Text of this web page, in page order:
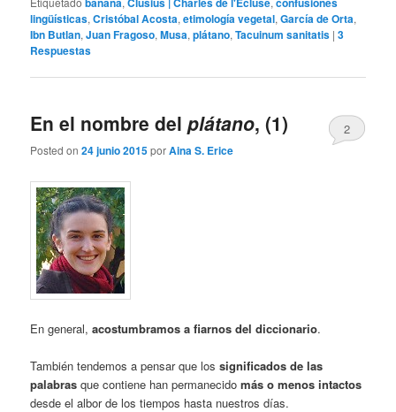
lingüísticas,Cristóbal Acosta,etimología vegetal,García de Orta,
Ibn Butlan,Juan Fragoso,Musa,plátano,Tacuinum sanitatis |3
Respuestas
En el nombre delplátano, (1)
Posted on24 junio 2015porAina S. Erice
2
En general,acostumbramos a fiarnos del diccionario.
También tendemos a pensar que lossignificados de las
palabras que contiene han permanecidomás o menos intactos
desde el albor de los tiempos hasta nuestros días.